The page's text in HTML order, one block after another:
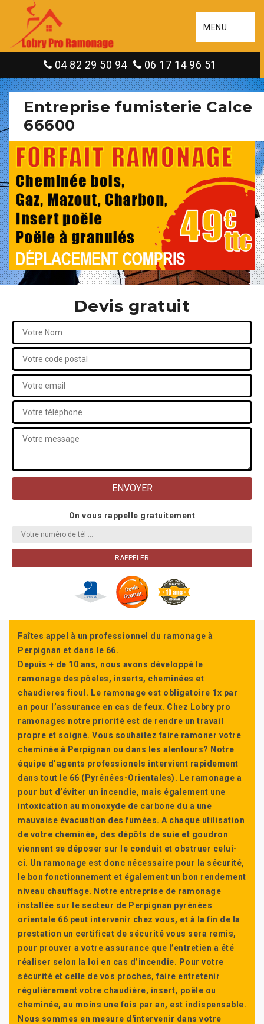
MENU
04 82 29 50 94 06 17 14 96 51
Entreprise fumisterie Calce
66600
Devis gratuit
On vous rappelle gratuitement
Faîtes appel à un professionnel du ramonage à
Perpignan et dans le 66.
Depuis + de 10 ans, nous avons développé le
ramonage des pôeles, inserts, cheminées et
chaudieres fioul. Le ramonage est obligatoire 1x par
an pour l’assurance en cas de feux. Chez Lobry pro
ramonages notre priorité est de rendre un travail
propre et soigné. Vous souhaitez faire ramoner votre
cheminée à Perpignan ou dans les alentours? Notre
équipe d’agents professionels intervient rapidement
dans tout le 66 (Pyrénées-Orientales). Le ramonage a
pour but d’éviter un incendie, mais également une
intoxication au monoxyde de carbone du a une
mauvaise évacuation des fumées. A chaque utilisation
de votre cheminée, des dépôts de suie et goudron
viennent se déposer sur le conduit et obstruer celui-
ci. Un ramonage est donc nécessaire pour la sécurité,
le bon fonctionnement et également un bon rendement
niveau chauffage. Notre entreprise de ramonage
installée sur le secteur de Perpignan pyrénées
orientale 66 peut intervenir chez vous, et à la fin de la
prestation un certificat de sécurité vous sera remis,
pour prouver a votre assurance que l’entretien a été
réaliser selon la loi en cas d’incendie. Pour votre
sécurité et celle de vos proches, faire entretenir
régulièrement votre chaudière, insert, poêle ou
cheminée, au moins une fois par an, est indispensable.
Nous sommes en mesure d'intervenir dans votre